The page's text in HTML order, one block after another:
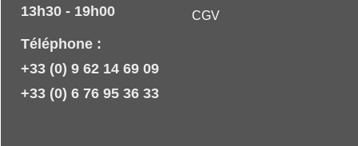
CGV
13h30 - 19h00
Téléphone :
+33 (0) 9 62 14 69 09
+33 (0) 6 76 95 36 33